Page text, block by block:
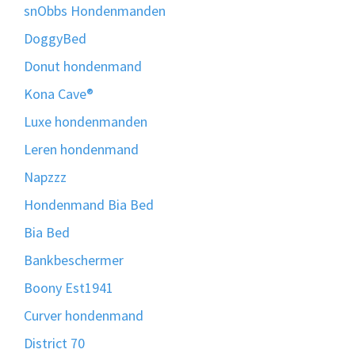
snObbs Hondenmanden
DoggyBed
Donut hondenmand
Kona Cave®
Luxe hondenmanden
Leren hondenmand
Napzzz
Hondenmand Bia Bed
Bia Bed
Bankbeschermer
Boony Est1941
Curver hondenmand
District 70